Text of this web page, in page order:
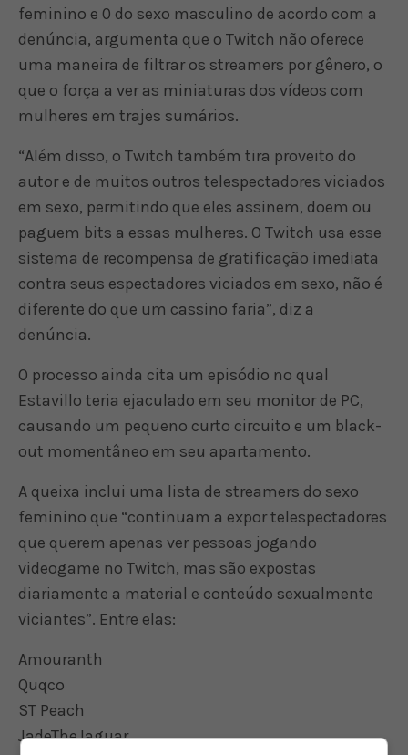
feminino e 0 do sexo masculino de acordo com a
denúncia, argumenta que o Twitch não oferece
uma maneira de filtrar os streamers por gênero, o
que o força a ver as miniaturas dos vídeos com
mulheres em trajes sumários.
“Além disso, o Twitch também tira proveito do
autor e de muitos outros telespectadores viciados
em sexo, permitindo que eles assinem, doem ou
paguem bits a essas mulheres. O Twitch usa esse
sistema de recompensa de gratificação imediata
contra seus espectadores viciados em sexo, não é
diferente do que um cassino faria”, diz a
denúncia.
O processo ainda cita um episódio no qual
Estavillo teria ejaculado em seu monitor de PC,
causando um pequeno curto circuito e um black-
out momentâneo em seu apartamento.
A queixa inclui uma lista de streamers do sexo
feminino que “continuam a expor telespectadores
que querem apenas ver pessoas jogando
videogame no Twitch, mas são expostas
diariamente a material e conteúdo sexualmente
viciantes”. Entre elas:
Amouranth
Quqco
ST Peach
JadeTheJaguar